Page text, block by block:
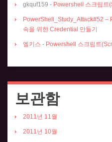
gkquf159 - Powershell 스크립트
PowerShell_Study_Attack#52 –
속을 위한 Credential 만들기
엘키스 - Powershell 스크립트
보관함
2011년 11월
2011년 10월